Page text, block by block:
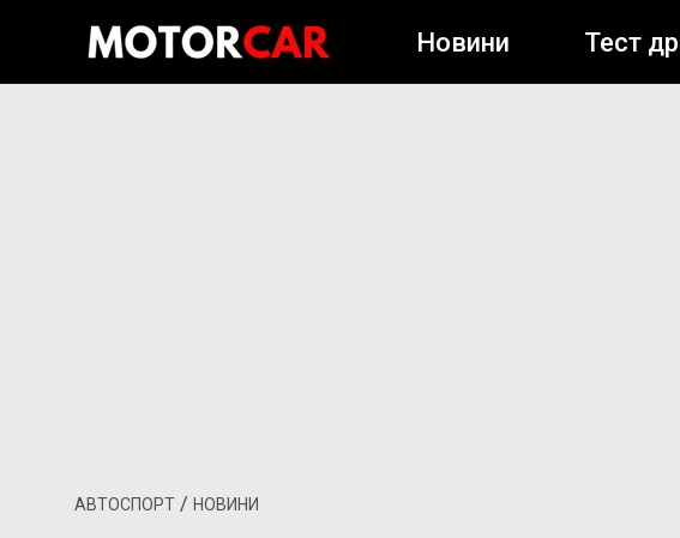
Новини Тест
АВТОСПОРТ / НОВИНИ